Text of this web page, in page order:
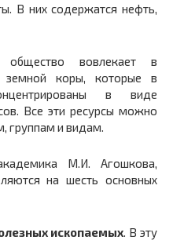
В них содержатся нефть,
вовлекает в
земной коры, которые в
в виде
Все эти ресурсы можно
группам и видам.
М.И. Агошкова,
на шесть основных
ископаемых . В эту